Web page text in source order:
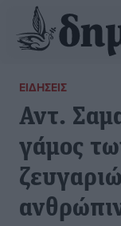
ΕΙΔΉΣΕΙΣ
Αντ.
γάμος